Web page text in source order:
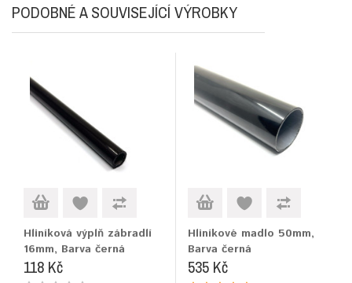
PODOBNÉ A SOUVISEJÍCÍ VÝROBKY
Hliníková výplň zábradlí
16mm, Barva černá
118 Kč
Hliníkové madlo 50mm,
Barva černá
535 Kč